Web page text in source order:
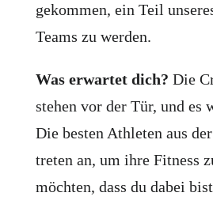
gekommen, ein Teil
Teams zu werden.
Was erwartet dich? Die
stehen vor der Tür, und es
Die besten Athleten aus
treten an, um ihre Fitness
möchten, dass du dabei